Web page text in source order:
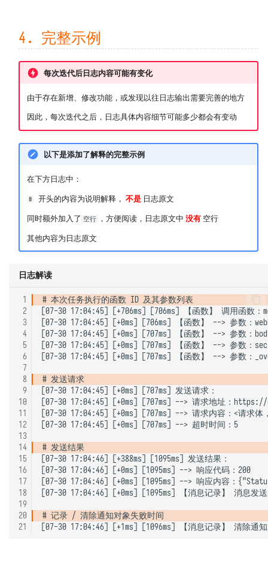
4. 完整示例
每次迭代后日志内容可能有变化
由于存在新增、修改功能，或发现以往日志输出需要完善的地方
因此，每次迭代之后，日志具体内容细节可能多少都会有变动
以下是添加了解释的完整示例
在下方日志中：
# 开头的内容为说明解释， 不是 日志原文
同时额外加入了 空行 ，方便阅读，日志原文中 没有 空行
其他内容为日志原文
日志解读
1
2
3
4
5
6
7
8
9
10
11
12
13
14
15
16
17
18
19
20
21
[07-30 17:04:45] [+706ms] [706ms] 【函数】 调用函数：
[07-30 17:04:45] [+0ms] [706ms] 【函数】 --> 参数：
[07-30 17:04:45] [+0ms] [707ms] 【函数】 --> 参数：
[07-30 17:04:45] [+0ms] [707ms] 【函数】 --> 参数：
[07-30 17:04:45] [+0ms] [707ms] 【函数】 --> 参数：
[07-30 17:04:45] [+0ms] [707ms] 发送请求：
[07-30 17:04:45] [+0ms] [707ms] --> 请求地址：
[07-30 17:04:45] [+0ms] [707ms] --> 请求内容：<请求体
[07-30 17:04:45] [+0ms] [707ms] --> 超时时间：5
[07-30 17:04:46] [+388ms] [1095ms] 发送结果：
[07-30 17:04:46] [+0ms] [1095ms] --> 响应代码：200
[07-30 17:04:46] [+0ms] [1095ms] --> 响应内容：
[07-30 17:04:46] [+0ms] [1095ms] 【消息记录】 消息发